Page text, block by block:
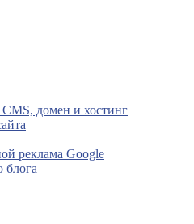
домен и хостинг
реклама Google
блога